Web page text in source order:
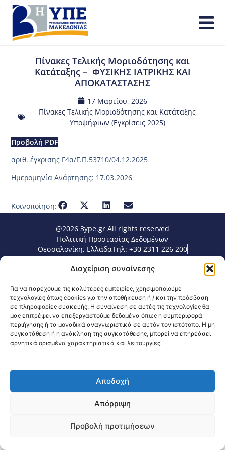
Διαχείριση συναίνεσης
Για να παρέχουμε τις καλύτερες εμπειρίες, χρησιμοποιούμε
τεχνολογίες όπως cookies για την αποθήκευση ή / και την πρόσβαση
σε πληροφορίες συσκευής. Η συναίνεση σε αυτές τις τεχνολογίες θα
μας επιτρέψει να επεξεργαστούμε δεδομένα όπως η συμπεριφορά
περιήγησης ή τα μοναδικά αναγνωριστικά σε αυτόν τον ιστότοπο. Η μη
συγκατάθεση ή η ανάκληση της συγκατάθεσης, μπορεί να επηρεάσει
αρνητικά ορισμένα χαρακτηριστικά και λειτουργίες.
Αποδοχή
Απόρριψη
Προβολή προτιμήσεων
Πίνακες Τελικής Μοριοδότησης και
Κατάταξης – ΦΥΣΙΚΗΣ ΙΑΤΡΙΚΗΣ ΚΑΙ
ΑΠΟΚΑΤΑΣΤΑΣΗΣ
17 Μαρτίου, 2026
Πίνακες Τελικής Μοριοδότησης και Κατάταξης
Υποψήφιων (Εγκρίσεις 2025)
Προβολή PDF
αριθ. έγκρισης Γ4α/Γ.Π.53710/04.12.2025
Ημερομηνία Ανάρτησης: 17.03.2026
Κοινοποίηση:
@2026 3ype.gr All rights reserved
Πολιτική Προστασίας Δεδομένων
Θεσσαλονίκη, ΕλλάδαΤηλ: +30 2311 226 200
00023 Website Visits: 1595100